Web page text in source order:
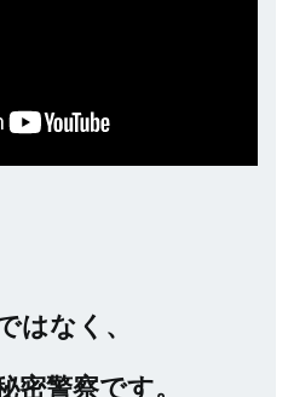
はなく、
密警察です。